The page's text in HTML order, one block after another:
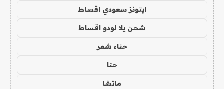
ايتونز سعودي اقساط
شحن يلا لودو اقساط
حناء شعر
حنا
ماتشا